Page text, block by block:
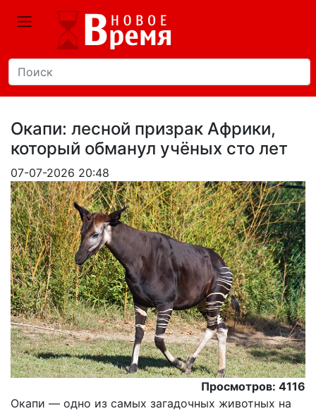
Окапи: лесной призрак Африки,
который обманул учёных сто лет
07-07-2026 20:48
Просмотров: 4116
Окапи — одно из самых загадочных животных на